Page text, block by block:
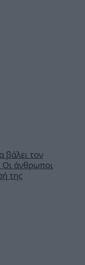
βάλει τον
Οι άνθρωποι
της